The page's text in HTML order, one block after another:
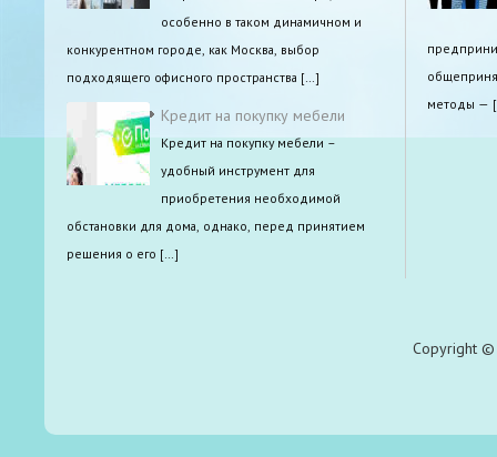
особенно в таком динамичном и
конкурентном городе, как Москва, выбор
подходящего офисного пространства […]
Кредит на покупку мебели
Кредит на покупку мебели –
удобный инструмент для
приобретения необходимой
обстановки для дома, однако, перед принятием
решения о его […]
методы —
Copyright ©